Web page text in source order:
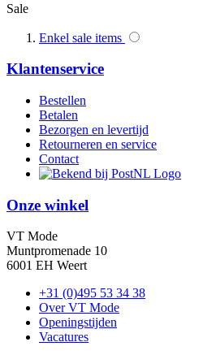
Sale
Enkel sale items
Klantenservice
Bestellen
Betalen
Bezorgen en levertijd
Retourneren en service
Contact
Onze winkel
VT Mode
Muntpromenade 10
6001 EH Weert
+31 (0)495 53 34 38
Over VT Mode
Openingstijden
Vacatures